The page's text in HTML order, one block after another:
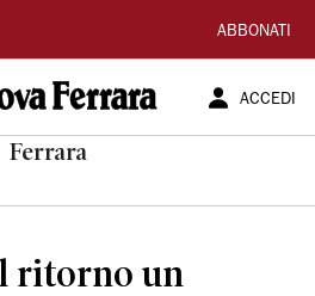
ABBONATI
ACCEDI
Ferrara
ritorno un